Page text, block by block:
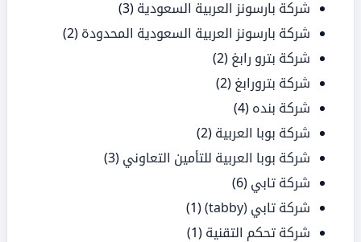
شركة بارسونز العربية السعودية (3)
شركة بارسونز العربية السعودية المحدودة (2)
شركة بترو رابغ (2)
شركة بترورابغ (2)
شركة بنده (4)
شركة بوبا العربية (2)
شركة بوبا العربية للتأمين التعاوني (3)
شركة تابي (6)
شركة تابي (tabby)
(1)
شركة تحكم التقنية (1)